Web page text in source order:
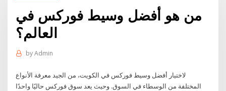
من هو أفضل وسيط فوركس في
العالم؟
byAdmin
لاختيار أفضل وسيط فوركس في الكويت، من الجيد معرفة الأنواع
المختلفة من الوسطاء في السوق. وحيث يعد سوق فوركس حاليًا واحدًا